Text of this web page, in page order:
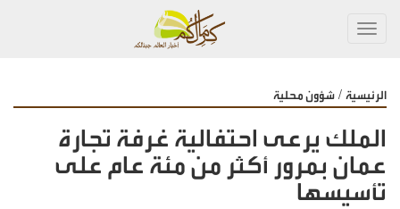
الرئيسية / شؤون محلية
الملك يرعى احتفالية غرفة تجارة
عمان بمرور أكثر من مئة عام على
تأسيسها